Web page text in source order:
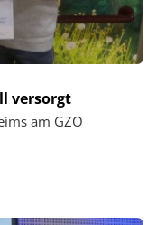
versorgt
am GZO